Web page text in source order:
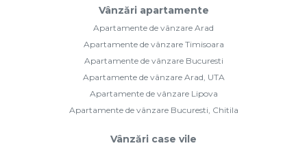
Vânzări apartamente
Apartamente de vânzare Arad
Apartamente de vânzare Timisoara
Apartamente de vânzare Bucuresti
Apartamente de vânzare Arad, UTA
Apartamente de vânzare Lipova
Apartamente de vânzare Bucuresti, Chitila
Vânzări case vile